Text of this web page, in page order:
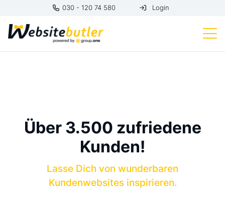
030 - 120 74 580 Login
Über 3.500 zufriedene
Kunden!
Lasse Dich von wunderbaren
Kundenwebsites inspirieren.